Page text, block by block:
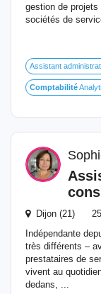
gestion de
sociétés de
Assistant
Comptabilité
Dijon (21)
Indépendante
très différents –
prestataires de
vivent au
dedans, ...